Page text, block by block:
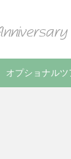
オプショナルツ